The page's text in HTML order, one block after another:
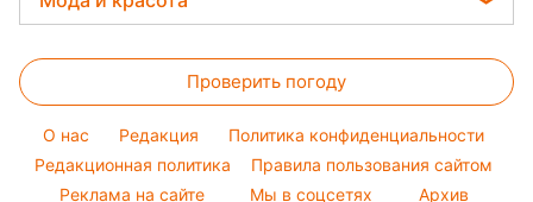
Мукачево / УНИАН
В Министерстве внутренних дел
приказали усилить меры безопасности в
городе Мукачево.